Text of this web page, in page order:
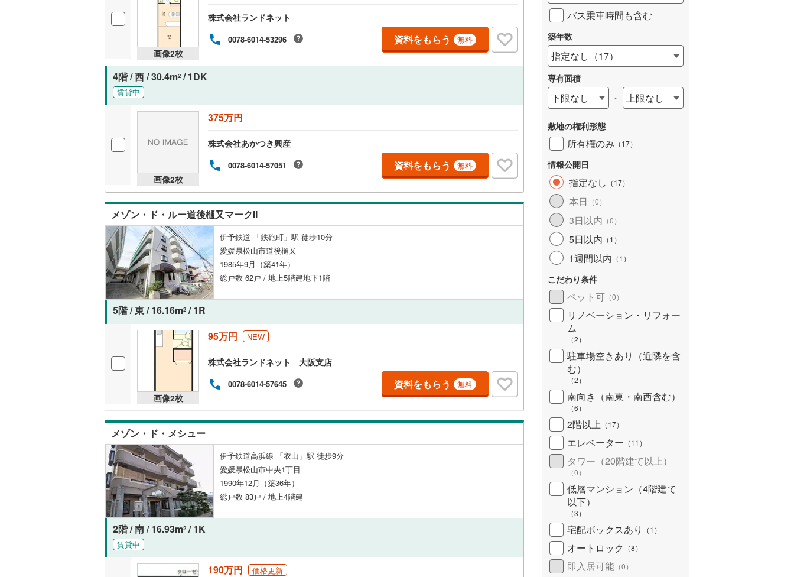
画像2枚
株式会社ランドネット
0078-6014-53296 資料をもらう 無料
4階 / 西 / 30.4m2 / 1DK
賃貸中
画像2枚
375万円
株式会社あかつき興産
0078-6014-57051 資料をもらう 無料
メゾン・ド・ルー道後樋又マークII
伊予鉄道 「鉄砲町」駅 徒歩10分
愛媛県松山市道後樋又
1985年9月（築41年）
総戸数 62戸 / 地上5階建地下1階
5階 / 東 / 16.16m2 / 1R
画像2枚
95万円 NEW
株式会社ランドネット 大阪支店
0078-6014-57645 資料をもらう 無料
メゾン・ド・メシュー
伊予鉄道高浜線 「衣山」駅 徒歩9分
愛媛県松山市中央1丁目
1990年12月（築36年）
総戸数 83戸 / 地上4階建
2階 / 南 / 16.93m2 / 1K
賃貸中
190万円 価格更新
バス乗車時間も含む
築年数
指定なし （17）
専有面積
下限なし ~ 上限なし
敷地の権利形態
所有権のみ （17）
情報公開日
指定なし （17）
本日 （0）
3日以内 （0）
5日以内 （1 ）
1週間以内 （1 ）
こだわり条件
ペット可 （0）
リノベーション・リフォー
ム
（2）
駐車場空きあり（近隣を含
む）
（2）
南向き（南東・南西含む）
（6）
2階以上 （17）
エレベーター （11 ）
タワー（20階建て以上）
（0）
低層マンション（4階建て
以下）
（3）
宅配ボックスあり （1 ）
オートロック （8）
即入居可能 （0）
オンライン対応とは？ 詳しく見る